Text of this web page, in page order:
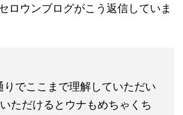
ロウンブログがこう返信していま
りでここまで理解していただい
ただけるとウナもめちゃくち